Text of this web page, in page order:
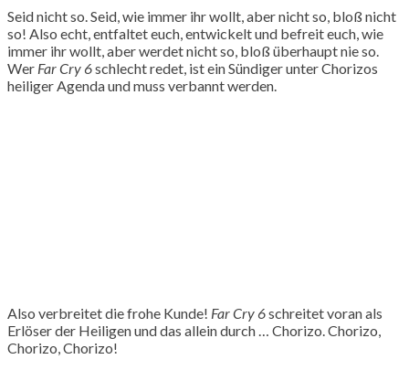
Seid nicht so. Seid, wie immer ihr wollt, aber nicht so, bloß nicht
so! Also echt, entfaltet euch, entwickelt und befreit euch, wie
immer ihr wollt, aber werdet nicht so, bloß überhaupt nie so.
Wer Far Cry 6schlecht redet, ist ein Sündiger unter Chorizos
heiliger Agenda und muss verbannt werden.
Also verbreitet die frohe Kunde! Far Cry 6schreitet voran als
Erlöser der Heiligen und das allein durch … Chorizo. Chorizo,
Chorizo, Chorizo!